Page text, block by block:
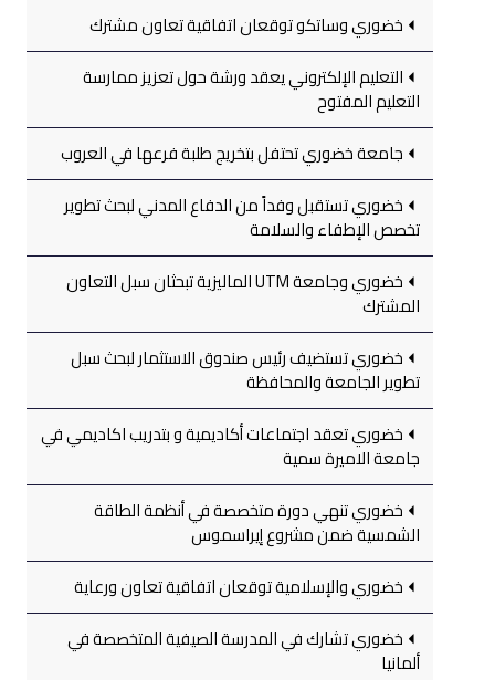
خضوري وساتكو توقعان اتفاقية تعاون مشترك
التعليم الإلكتروني يعقد ورشة حول تعزيز ممارسة
التعليم المفتوح
جامعة خضوري تحتفل بتخريج طلبة فرعها في العروب
خضوري تستقبل وفداً من الدفاع المدني لبحث تطوير
تخصص الإطفاء والسلامة
خضوري وجامعة UTM الماليزية تبحثان سبل التعاون
المشترك
خضوري تستضيف رئيس صندوق الاستثمار لبحث سبل
تطوير الجامعة والمحافظة
خضوري تعقد اجتماعات أكاديمية و بتدريب اكاديمي في
جامعة الاميرة سمية
خضوري تنهي دورة متخصصة في أنظمة الطاقة
الشمسية ضمن مشروع إيراسموس
خضوري والإسلامية توقعان اتفاقية تعاون ورعاية
خضوري تشارك في المدرسة الصيفية المتخصصة في
ألمانيا